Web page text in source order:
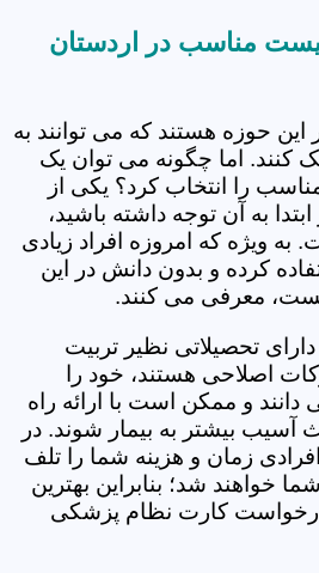
مناسب در اردستان
حوزه هستند که می توانند به
کنند. اما چگونه می توان یک
را انتخاب کرد؟ یکی از
به آن توجه داشته باشید،
ویژه که امروزه افراد زیادی
کرده و بدون دانش در این
معرفی می کنند.
تحصیلاتی نظیر تربیت
اصلاحی هستند، خود را
و ممکن است با ارائه راه
بیشتر به بیمار شوند. در
زمان و هزینه شما را تلف
خواهند شد؛ بنابراین بهترین
درخواست کارت نظام پزشکی